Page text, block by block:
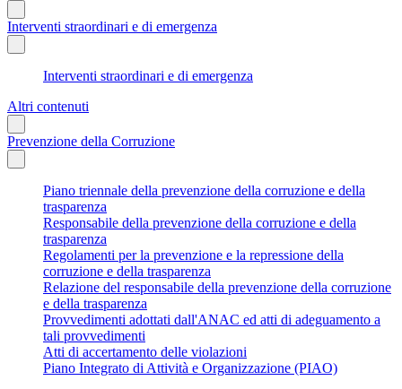
Interventi straordinari e di emergenza
Interventi straordinari e di emergenza
Altri contenuti
Prevenzione della Corruzione
Piano triennale della prevenzione della corruzione e della
trasparenza
Responsabile della prevenzione della corruzione e della
trasparenza
Regolamenti per la prevenzione e la repressione della
corruzione e della trasparenza
Relazione del responsabile della prevenzione della corruzione
e della trasparenza
Provvedimenti adottati dall'ANAC ed atti di adeguamento a
tali provvedimenti
Atti di accertamento delle violazioni
Piano Integrato di Attività e Organizzazione (PIAO)